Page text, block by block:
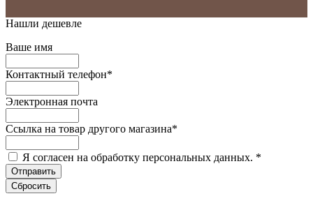
Нашли дешевле
Ваше имя
Контактный телефон*
Электронная почта
Ссылка на товар другого магазина*
Я согласен на обработку персональных данных. *